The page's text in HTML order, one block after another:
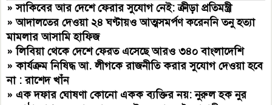
»সাকিবের আর দেশে ফেরার সুযোগ নেই: ক্রীড়া প্রতিমন্ত্রী
»আদালতের দেওয়া ২৪ ঘণ্টায়ও আত্মসমর্পণ করেননি তনু হত্যা
মামলার আসামি হাফিজ
»লিবিয়া থেকে দেশে ফেরত এসেছে আরও ৩৪০ বাংলাদেশি
»কার্যক্রম নিষিদ্ধ আ. লীগকে রাজনীতি করার সুযোগ দেওয়া হবে
না : রাশেদ খাঁন
»এক দফার ঘোষণা কোনো একক ব্যক্তির নয়: নুরুল হক নুর